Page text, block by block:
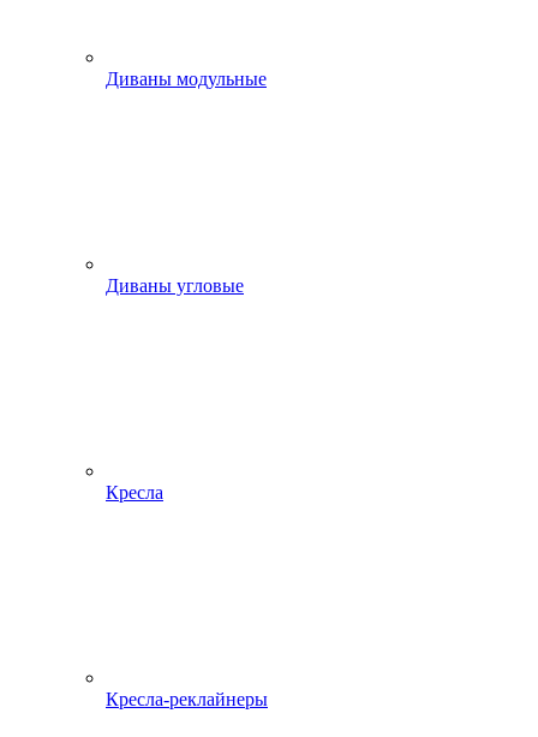
Диваны модульные
Диваны угловые
Кресла
Кресла-реклайнеры